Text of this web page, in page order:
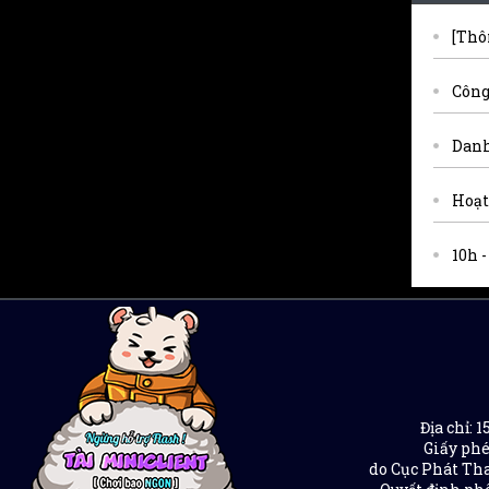
10h
Địa chỉ:
Giấy
do Cục Phát